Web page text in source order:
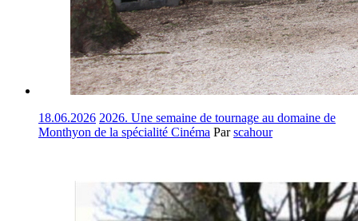
18.06.2026 2026. Une semaine de tournage au domaine de
Monthyon de la spécialité Cinéma Parscahour